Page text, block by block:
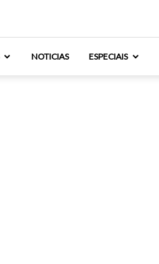
NOTICIAS ESPECIAIS